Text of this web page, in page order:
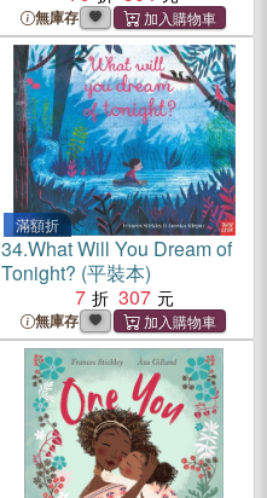
無庫存
滿額折
34.What Will You Dream of
Tonight? (平裝本)
7
307
無庫存